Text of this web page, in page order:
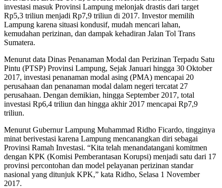
investasi masuk Provinsi Lampung melonjak drastis dari target
Rp5,3 triliun menjadi Rp7,9 triliun di 2017. Investor memilih
Lampung karena situasi kondusif, mudah mencari lahan,
kemudahan perizinan, dan dampak kehadiran Jalan Tol Trans
Sumatera.
Menurut data Dinas Penanaman Modal dan Perizinan Terpadu Satu
Pintu (PTSP) Provinsi Lampung, Sejak Januari hingga 30 Oktober
2017, investasi penanaman modal asing (PMA) mencapai 20
perusahaan dan penanaman modal dalam negeri tercatat 27
perusahaan. Dengan demikian, hingga September 2017, total
investasi Rp6,4 triliun dan hingga akhir 2017 mencapai Rp7,9
triliun.
Menurut Gubernur Lampung Muhammad Ridho Ficardo, tingginya
minat berivestasi karena Lampung mencanangkan diri sebagai
Provinsi Ramah Investasi. “Kita telah menandatangani komitmen
dengan KPK (Komisi Pemberantasan Korupsi) menjadi satu dari 17
provinsi percontohan dan model pelayanan perizinan standar
nasional yang ditunjuk KPK,” kata Ridho, Selasa 1 November
2017.